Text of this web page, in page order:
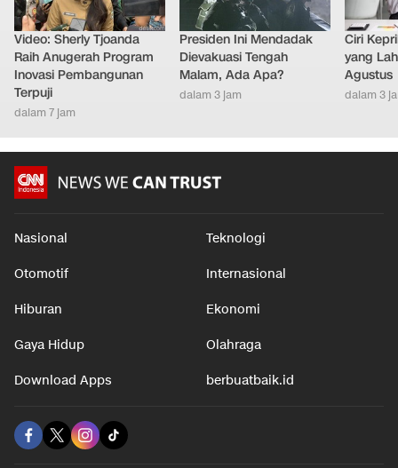
Video: Sherly Tjoanda
Raih Anugerah Program
Inovasi Pembangunan
Terpuji
dalam 7 jam
Presiden Ini Mendadak
Dievakuasi Tengah
Malam, Ada Apa?
dalam 3 jam
Ciri
yang
Agustus
dalam 3
Nasional Teknologi
Otomotif Internasional
Hiburan Ekonomi
Gaya Hidup Olahraga
Download Apps berbuatbaik.id